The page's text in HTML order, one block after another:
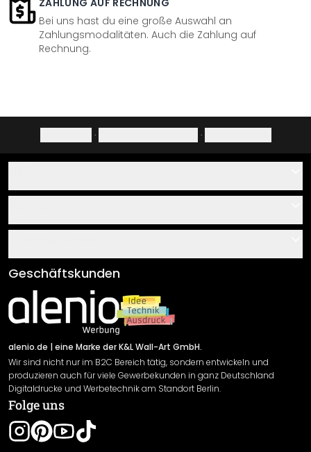
ZAHLUNG AUF RECHNUNG
Bei uns hast du eine große Auswahl an
Zahlungsmodalitäten. Auch die Zahlung auf
Rechnung.
· ·
Über uns
Klebe- und Montageanleitungen
Newsletter An-/Abmeldung
Sendungsverfolgung
AGB
Impressum
Versand & Zahlung
Rücksendung
Widerrufsrecht
Datenschutzerklärung
Gewährleistung
Leistungserklärung / CE-Zeichen
Geschäftskunden
alenio.de | eine Marke der K&L Wall-Art GmbH.
Wir sind nicht nur im B2C Bereich tätig, sondern entwickeln und
produzieren auch für viele Gewerbekunden in ganz Deutschland
Digitaldrucke und Werbetechnik am Standort Berlin.
Folge uns